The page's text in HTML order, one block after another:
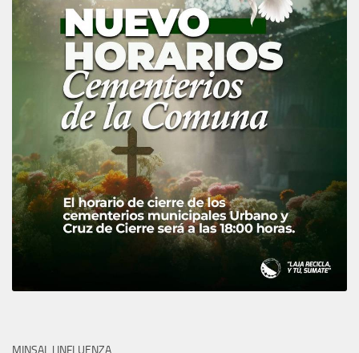
MINSAL | INFLUENZA